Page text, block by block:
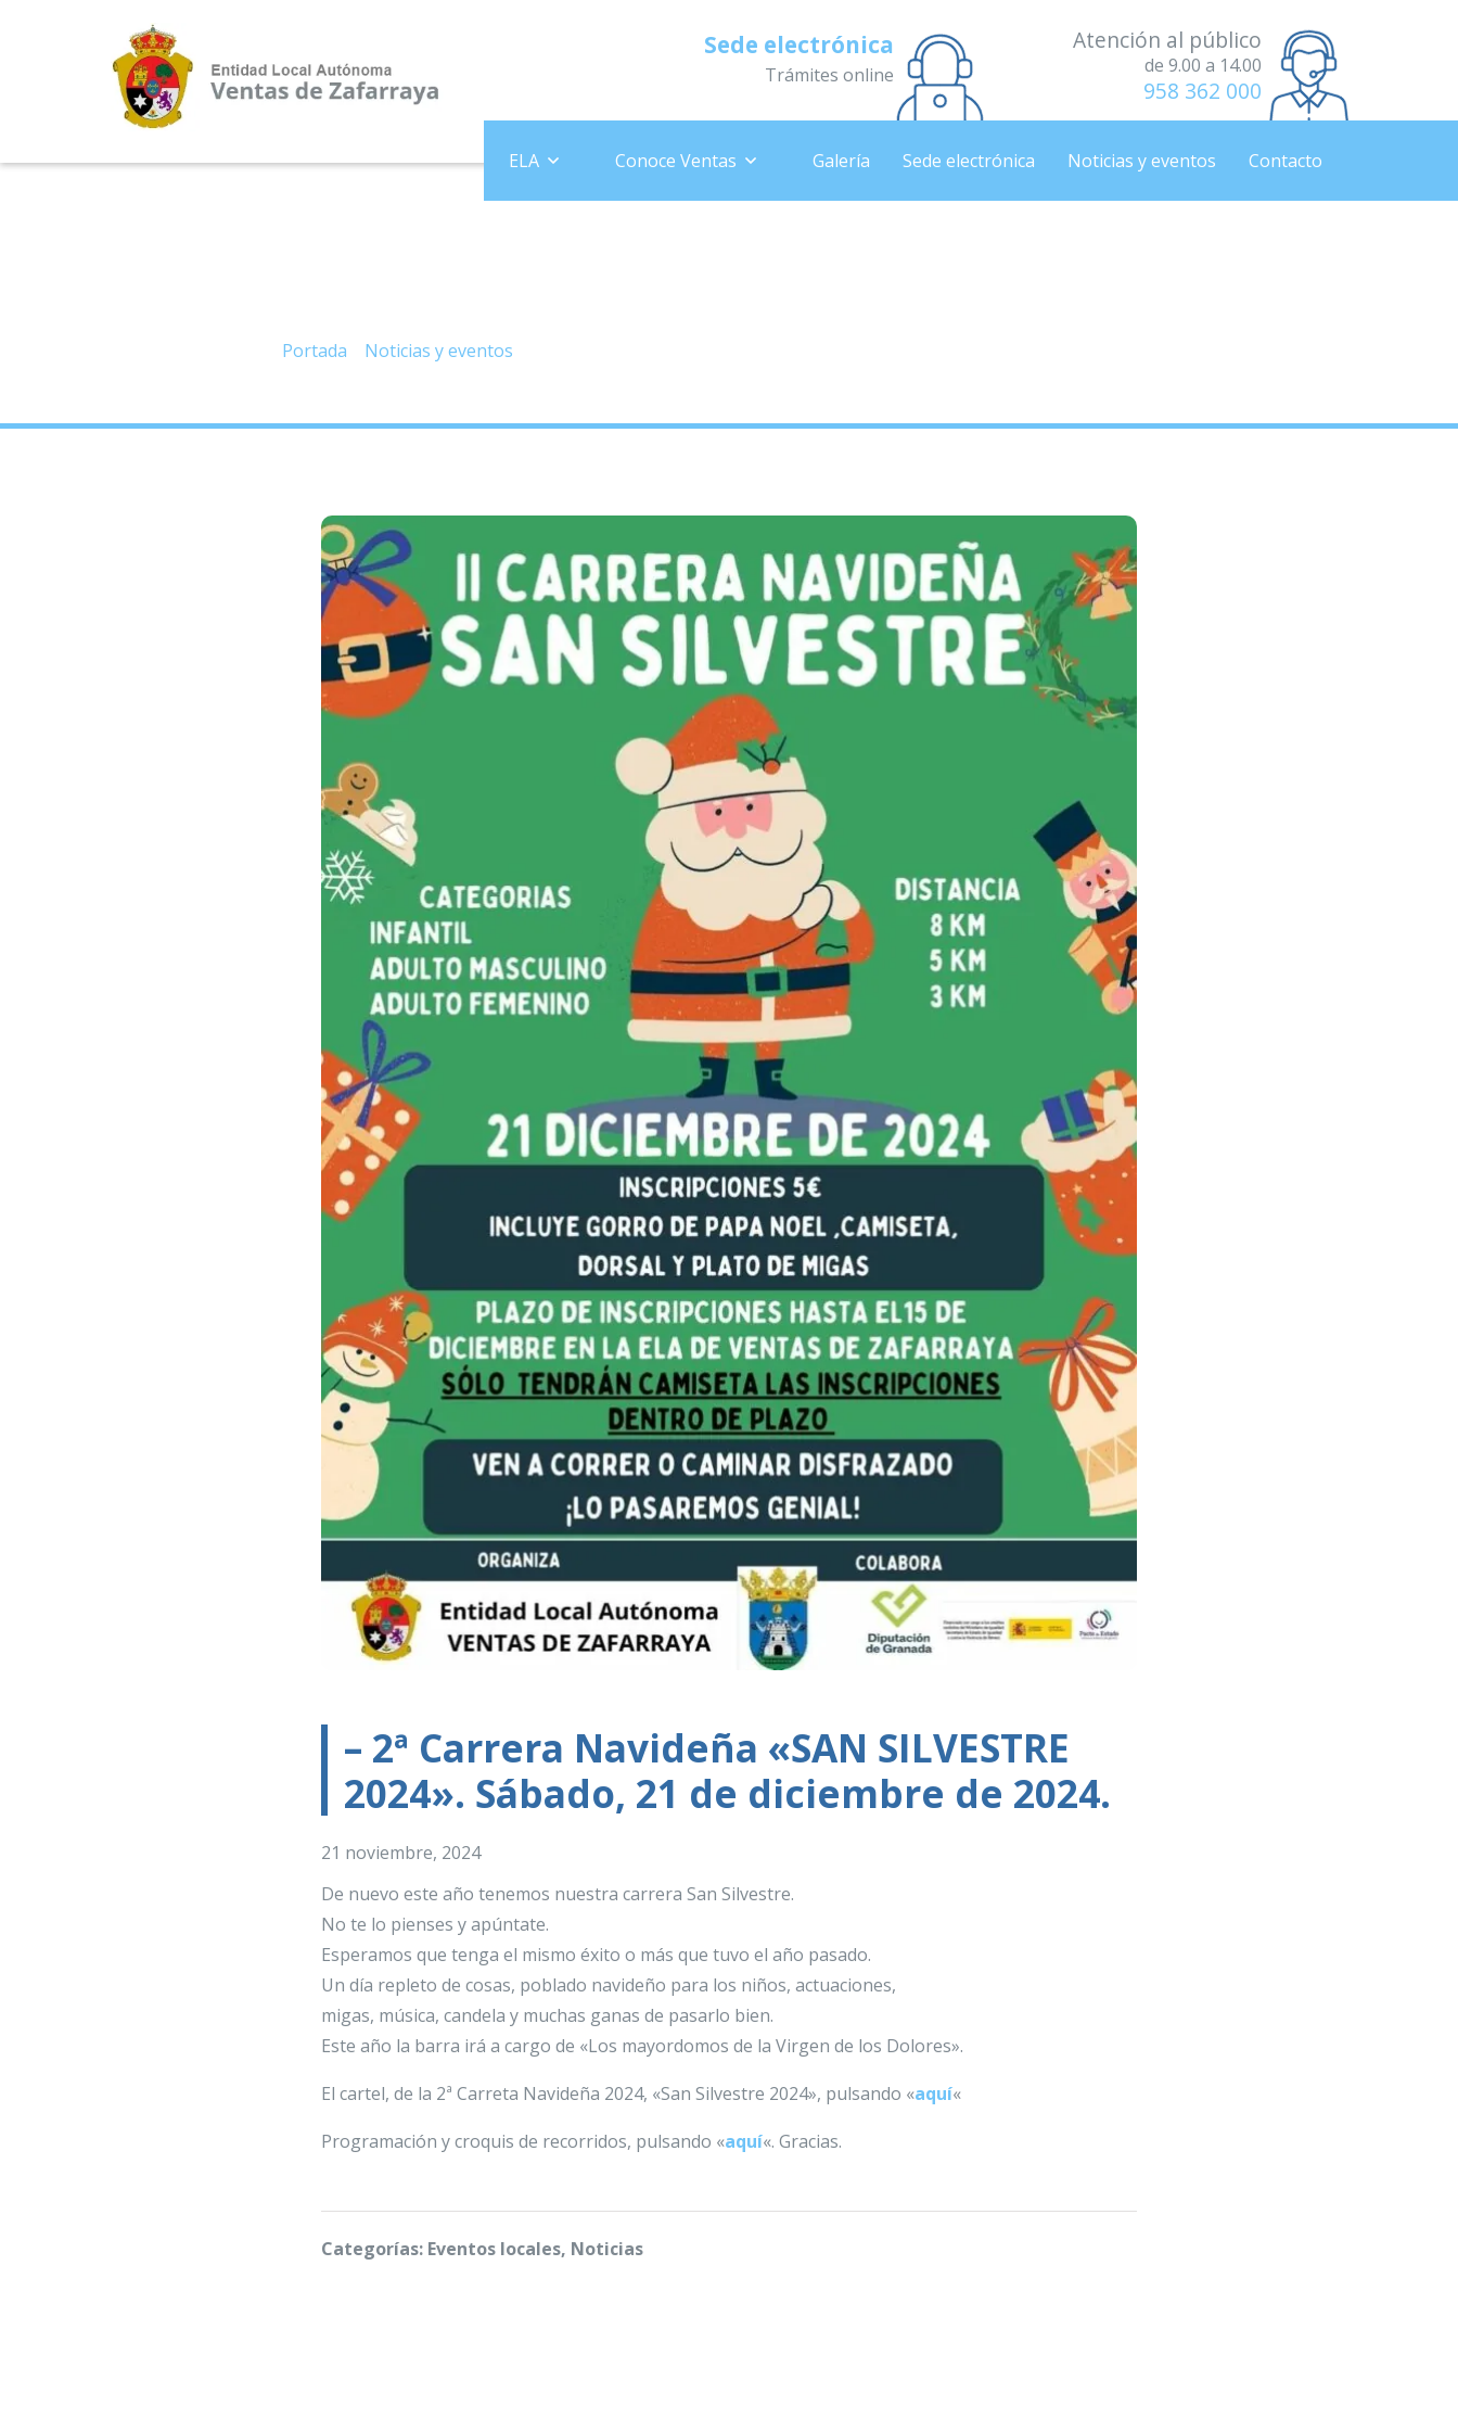
Sede electrónica
Trámites online
Atención al público
de 9.00 a 14.00
958 362 000
ELA Conoce Ventas Galería Sede electrónica Noticias y eventos Contacto
Portada Noticias y eventos
– 2ª Carrera Navideña «SAN SILVESTRE
2024». Sábado, 21 de diciembre de 2024.
21 noviembre, 2024
De nuevo este año tenemos nuestra carrera San Silvestre.
No te lo pienses y apúntate.
Esperamos que tenga el mismo éxito o más que tuvo el año pasado.
Un día repleto de cosas, poblado navideño para los niños, actuaciones,
migas, música, candela y muchas ganas de pasarlo bien.
Este año la barra irá a cargo de «Los mayordomos de la Virgen de los Dolores».
El cartel, de la 2ª Carreta Navideña 2024, «San Silvestre 2024», pulsando «aquí«
Programación y croquis de recorridos, pulsando «aquí«. Gracias.
Categorías: Eventos locales, Noticias